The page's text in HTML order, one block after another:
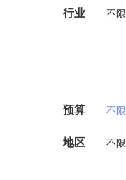
行业 不限
预算 不限
地区 不限